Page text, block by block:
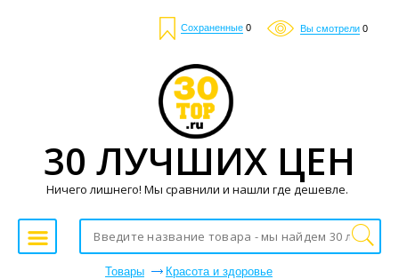
Сохраненные 0 Вы смотрели 0
Товары
Красота и здоровье
30 ЛУЧШИХ ЦЕН
Ничего лишнего! Мы сравнили и нашли где дешевле.